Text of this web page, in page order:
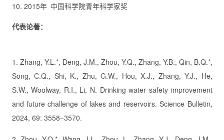
10. 2015年 中国科学院青年科学家奖
代表论著：
1. Zhang, Y.L.*, Deng, J.M., Zhou, Y.Q., Zhang, Y.B., Qin, B.Q.*,
Song, C.Q., Shi, K., Zhu, G.W., Hou, X.J., Zhang, Y.J., He,
S.W., Woolway, R.I., Li, N. Drinking water safety improvement
and future challenge of lakes and reservoirs. Science Bulletin,
2024, 69: 3558–3570.